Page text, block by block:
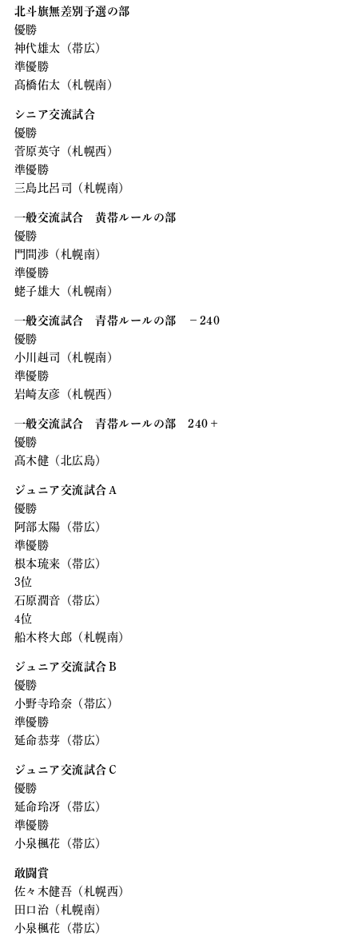
北斗旗無差別予選の部
優勝
神代雄太（帯広）
準優勝
髙橋佑太（札幌南）
シニア交流試合
優勝
菅原英守（札幌西）
準優勝
三島比呂司（札幌南）
一般交流試合 黄帯ルールの部
優勝
門間渉（札幌南）
準優勝
蛯子雄大（札幌南）
一般交流試合 青帯ルールの部 －240
優勝
小川赳司（札幌南）
準優勝
岩崎友彦（札幌西）
一般交流試合 青帯ルールの部 240＋
優勝
髙木健（北広島）
ジュニア交流試合Ａ
優勝
阿部太陽（帯広）
準優勝
根本琉来（帯広）
3位
石原潤音（帯広）
4位
船木柊大郎（札幌南）
ジュニア交流試合Ｂ
優勝
小野寺玲奈（帯広）
準優勝
延命恭芽（帯広）
ジュニア交流試合Ｃ
優勝
延命玲冴（帯広）
準優勝
小泉楓花（帯広）
敢闘賞
佐々木健吾（札幌西）
田口治（札幌南）
小泉楓花（帯広）